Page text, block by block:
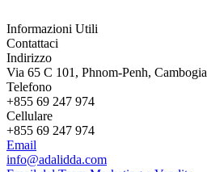
Informazioni Utili
Contattaci
Indirizzo
Via 65 C 101, Phnom-Penh, Cambogia
Telefono
+855 69 247 974
Cellulare
+855 69 247 974
Email
info@adalidda.com